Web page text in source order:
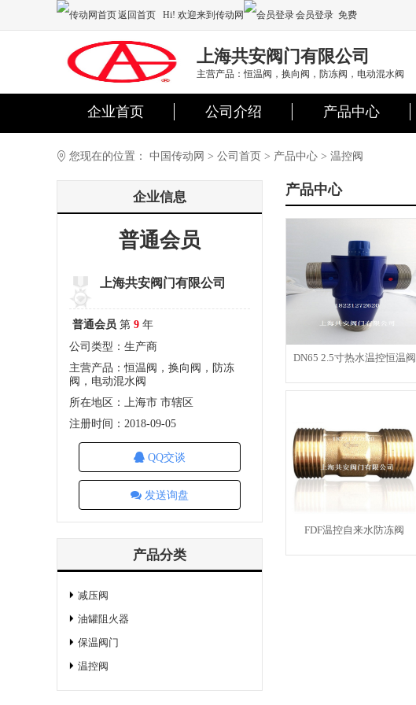
返回首页 Hi! 欢迎来到传动网 会员登录 免费
上海共安阀门有限公司
主营产品：恒温阀，换向阀，防冻阀，电动混水阀
企业首页 公司介绍 产品中心
您现在的位置： 中国传动网 > 公司首页 > 产品中心 > 温控阀
企业信息
普通会员
上海共安阀门有限公司
普通会员 第 9 年
公司类型：生产商
主营产品：恒温阀，换向阀，防冻
阀，电动混水阀
所在地区：上海市 市辖区
注册时间：2018-09-05
QQ交谈
发送询盘
产品分类
减压阀
油罐阻火器
保温阀门
温控阀
产品中心
DN65 2.5寸热水温控恒温阀
FDF温控自来水防冻阀